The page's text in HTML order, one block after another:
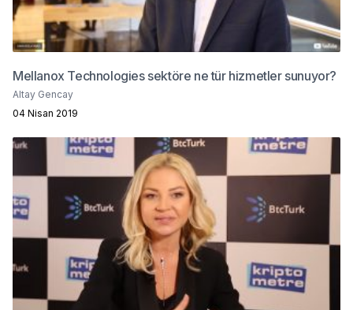
Mellanox Technologies sektöre ne tür hizmetler sunuyor?
Altay Gencay
04 Nisan 2019